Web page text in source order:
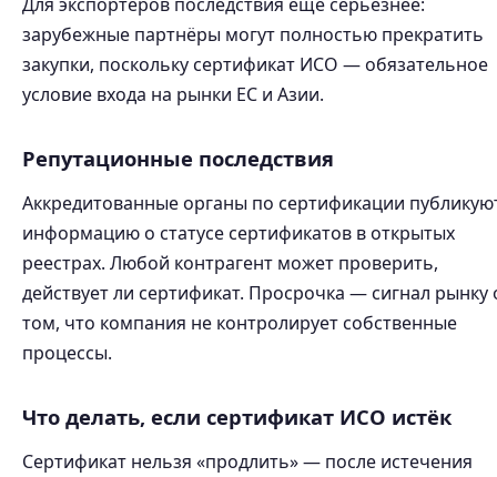
зарубежные партнёры могут полностью прекратить
закупки, поскольку сертификат ИСО — обязательное
условие входа на рынки ЕС и Азии.
Репутационные последствия
Аккредитованные органы по сертификации
информацию о статусе сертификатов в открытых
реестрах. Любой контрагент может проверить,
действует ли сертификат. Просрочка — сигнал рынку
том, что компания не контролирует собственные
процессы.
Что делать, если сертификат ИСО истёк
Сертификат нельзя «продлить» — после истечения